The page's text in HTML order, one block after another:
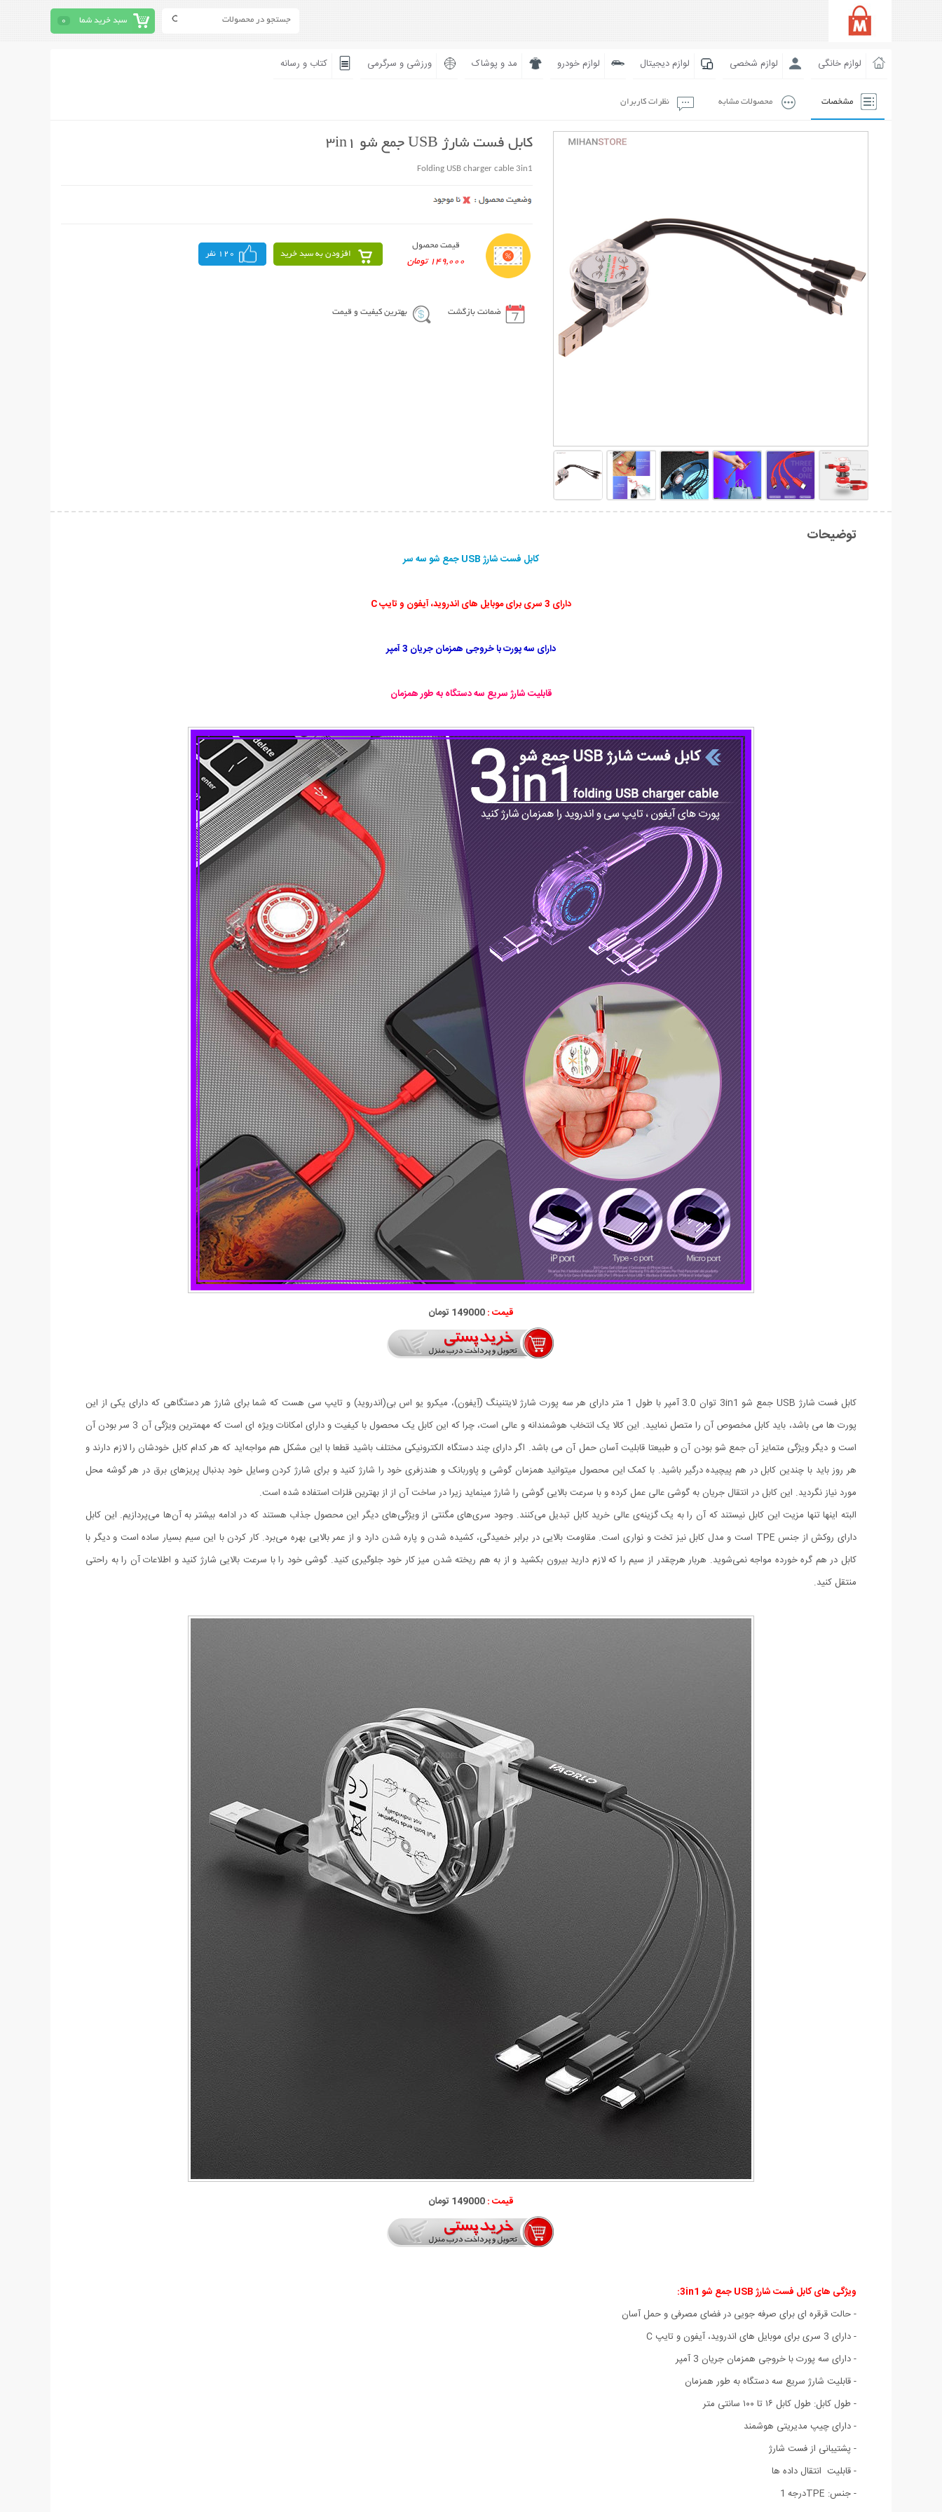
سبد خرید شما 0
لوازم خانگی لوازم شخصی لوازم دیجیتال لوازم خودرو مد و پوشاک ورزشی و سرگرمی کتاب و رسانه
مشخصات محصولات مشابه نظرات کاربران
کابل فست شارژ USB جمع شو 3in1
Folding USB charger cable 3in1
قیمت محصول
149,000 تومان
افزودن به سبد خرید 120 نفر
ضمانت بازگشت بهترین کیفیت و قیمت
توضیحات
کابل فست شارژ USB جمع شو سه سر
دارای 3 سری برای موبایل های اندروید، آیفون و تایپ C
دارای سه پورت با خروجی همزمان جریان 3 آمپر
قابلیت شارژ سریع سه دستگاه به طور همزمان
قیمت :149000 تومان
کابل فست شارژ USB جمع شو 3in1 توان 3.0 آمپر با طول 1 متر دارای هر سه پورت شارژ لایتنینگ (آِیفون)، میکرو یو اس بی(اندروید) و تایپ سی هست که شما برای شارژ هر دستگاهی که دارای یکی از این
پورت ها می باشد، باید کابل مخصوص آن را متصل نمایید.
این کالا یک انتخاب هوشمندانه و عالی است، چرا که این کابل یک محصول با کیفیت و دارای امکانات ویژه ای است که مهمترین ویژگی آن 3 سر بودن آن
است و دیگر ویژگی متمایز آن جمع شو بودن آن و طبیعتا قابلیت آسان حمل آن می باشد. اگر دارای چند دستگاه الکترونیکی مختلف باشید قطعا با این مشکل هم مواجه‌اید که هر کدام کابل خودشان را لازم دارند و
هر روز باید با چندین کابل در هم پیچیده درگیر باشید. با کمک این محصول میتوانید همزمان گوشی و پاوربانک و هندزفری خود را شارژ کنید و برای شارژ کردن وسایل خود بدنبال پریزهای برق در هر گوشه محل
مورد نیاز نگردید. این کابل در انتقال جریان به گوشی عالی عمل کرده و با سرعت بالایی گوشی را شارژ مینماید زیرا در ساخت آن از از بهترين فلزات استفاده شده است.
البته اینها تنها مزیت این کابل نیستند که آن را به یک گزینه‌ی عالی خرید کابل تبدیل می‌کنند. وجود سری‌های مگنتی از ویژگی‌های دیگر این محصول جذاب هستند که در ادامه بیشتر به آن‌ها می‌پردازیم. این کابل
دارای روکش از جنس TPE است و مدل کابل نیز تخت و نواری است. مقاومت بالایی در برابر خمیدگی، کشیده شدن و پاره شدن دارد و از عمر بالایی بهره می‌برد. کار کردن با این سیم بسیار ساده است و دیگر با
کابل‌ در هم گره خورده مواجه نمی‌شوید. هربار هرچقدر از سیم را که لازم دارید بیرون بکشید و از به هم ریخته شدن میز کار خود جلوگیری کنید. گوشی خود را با سرعت بالایی شارژ کنید و اطلاعات آن را به راحتی
منتقل کنید.
قیمت :149000 تومان
ویژگی های کابل فست شارژ USB جمع شو 3in1
:
- حالت قرقره ای برای صرفه جویی در فضای مصرفی و حمل آسان
- دارای 3 سری برای موبایل های اندروید، آیفون و تایپ C
- دارای سه پورت با خروجی همزمان جریان 3 آمپر
- قابلیت شارژ سریع سه دستگاه به طور همزمان
- طول کابل: طول کابل ۱۶ تا ۱۰۰ سانتی متر
- دارای چیپ مدیریتی هوشمند
- پشتیبانی از فست شارژ
- قابلیت انتقال داده ها
- جنس: TPEدرجه
1